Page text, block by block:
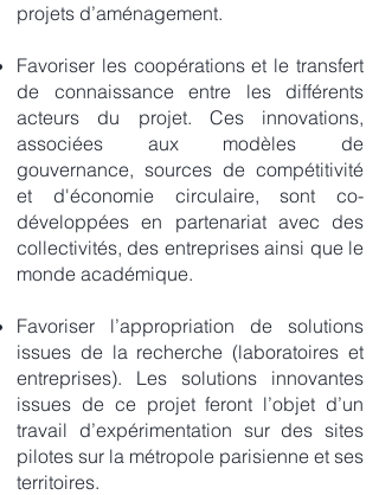
projets d’aménagement.
Favoriser les coopérations et le transfert
de connaissance entre les différents
acteurs du projet. Ces innovations,
associées aux modèles de
gouvernance, sources de compétitivité
et d'économie circulaire, sont co-
développées en partenariat avec des
collectivités, des entreprises ainsi que le
monde académique.
Favoriser l’appropriation de solutions
issues de la recherche (laboratoires et
entreprises). Les solutions innovantes
issues de ce projet feront l’objet d’un
travail d’expérimentation sur des sites
pilotes sur la métropole parisienne et ses
territoires.